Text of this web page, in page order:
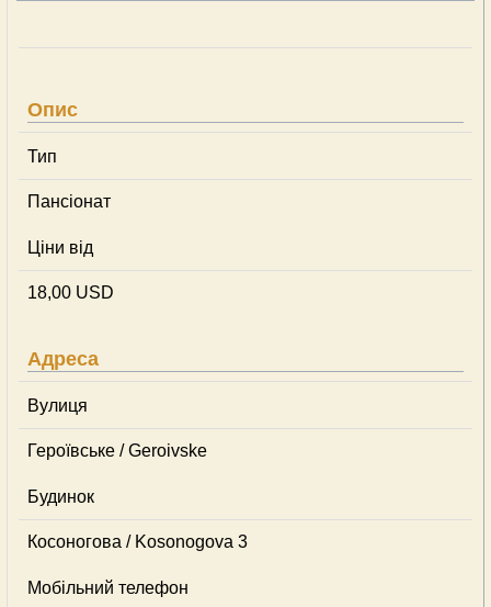
Опис
Тип
Пансіонат
Ціни від
18,00 USD
Адреса
Вулиця
Героївське / Geroivske
Будинок
Косоногова / Kosonogova 3
Мобільний телефон